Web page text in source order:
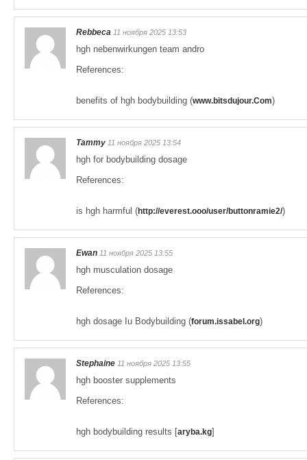
Rebbeca 11 ноября 2025 13:53
hgh nebenwirkungen team andro
References:
benefits of hgh bodybuilding (www.bitsdujour.Com)
Tammy 11 ноября 2025 13:54
hgh for bodybuilding dosage
References:
is hgh harmful (http://everest.ooo/user/buttonramie2/)
Ewan 11 ноября 2025 13:55
hgh musculation dosage
References:
hgh dosage Iu Bodybuilding (forum.issabel.org)
Stephaine 11 ноября 2025 13:55
hgh booster supplements
References:
hgh bodybuilding results [aryba.kg]